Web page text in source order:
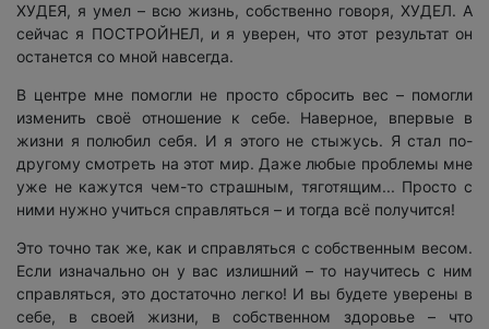
ХУДЕЯ, я умел – всю жизнь, собственно говоря, ХУДЕЛ. А
сейчас я ПОСТРОЙНЕЛ, и я уверен, что этот результат он
останется со мной навсегда.
В центре мне помогли не просто сбросить вес – помогли
изменить своё отношение к себе. Наверное, впервые в
жизни я полюбил себя. И я этого не стыжусь. Я стал по-
другому смотреть на этот мир. Даже любые проблемы мне
уже не кажутся чем-то страшным, тяготящим... Просто с
ними нужно учиться справляться – и тогда всё получится!
Это точно так же, как и справляться с собственным весом.
Если изначально он у вас излишний – то научитесь с ним
справляться, это достаточно легко! И вы будете уверены в
себе, в своей жизни, в собственном здоровье – что